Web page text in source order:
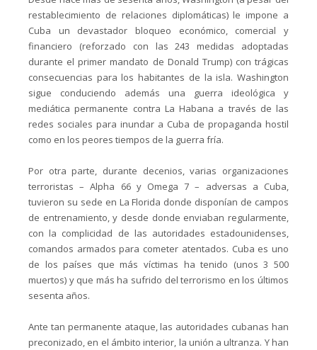
restablecimiento de relaciones diplomáticas) le impone a
Cuba un devastador bloqueo económico, comercial y
financiero (reforzado con las 243 medidas adoptadas
durante el primer mandato de Donald Trump) con trágicas
consecuencias para los habitantes de la isla. Washington
sigue conduciendo además una guerra ideológica y
mediática permanente contra La Habana a través de las
redes sociales para inundar a Cuba de propaganda hostil
como en los peores tiempos de la guerra fría.
Por otra parte, durante decenios, varias organizaciones
terroristas – Alpha 66 y Omega 7 – adversas a Cuba,
tuvieron su sede en La Florida donde disponían de campos
de entrenamiento, y desde donde enviaban regularmente,
con la complicidad de las autoridades estadounidenses,
comandos armados para cometer atentados. Cuba es uno
de los países que más víctimas ha tenido (unos 3 500
muertos) y que más ha sufrido del terrorismo en los últimos
sesenta años.
Ante tan permanente ataque, las autoridades cubanas han
preconizado, en el ámbito interior, la unión a ultranza. Y han